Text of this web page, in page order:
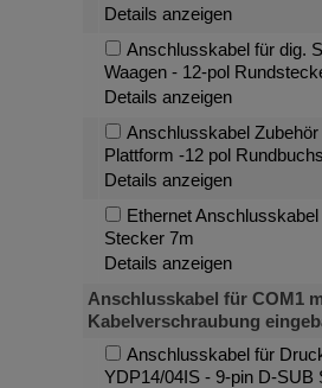
Details anzeigen
Anschlusskabel für dig.
Waagen - 12-pol
Details anzeigen
Anschlusskabel Zubehör
Plattform -12 pol
Details anzeigen
Ethernet
Stecker 7m
Details anzeigen
Anschlusskabel für COM1
Kabelverschraubung
Anschlusskabel für
YDP14/04IS - 9-pin D-SUB